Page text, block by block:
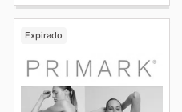
Expirado